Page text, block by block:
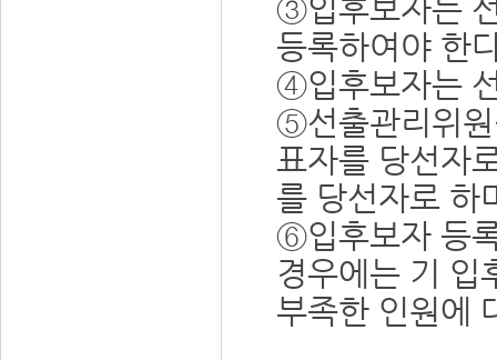
③입후보자는
등록하여야 한
④입후보자는
⑤선출관리위
표자를 당선자
를 당선자로 하
⑥입후보자 등
경우에는 기 입
부족한 인원에